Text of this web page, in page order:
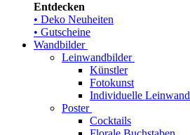
Entdecken
• Deko Neuheiten
• Gutscheine
Wandbilder
Leinwandbilder
Künstler
Fotokunst
Individuelle Leinwand
Poster
Cocktails